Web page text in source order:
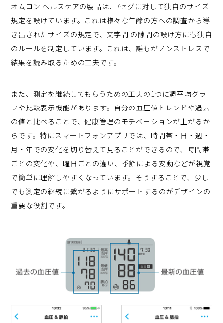
オムロン ヘルスケアの製品は、7セグに対して独自のサイズ
規定を設けています。これは様々な年齢の方への調査から導
き出されたサイズの規定で、文字間 の隙間の設け方にも独自
のルールを制定しています。これは、誰もがノンストレスで
結果を読み取るための工夫です。
また、測定を継続してもらうための工夫の1つに週平均グラ
フや比較表示機能があります。自分の血圧値トレンドや過去
の値と比べることで、健康管理のモチベーションが上がるか
らです。特にスマートフォンアプリでは、時間帯・日・週・
月・年での変化を切り替えて見ることができるので、時間帯
ごとの変化や、曜日ごとの違い、季節による変動などが視覚
で簡単に理解しやすくなっています。そうすることで、少し
でも測定の継続に繋がるようにサポートするのがデザインの
重要な役割です。